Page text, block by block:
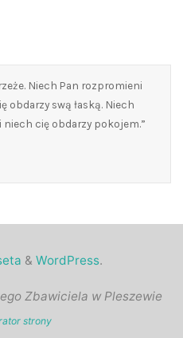
Niech Pan rozpromieni
obdarzy swą łaską. Niech
cię obdarzy pokojem.”
& WordPress.
Zbawiciela w Pleszewie
strony